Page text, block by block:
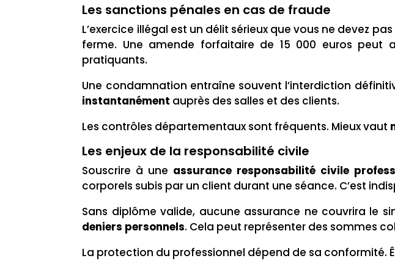
Les sanctions pénales en cas de fraude
L’exercice illégal est un délit sérieux que vous ne devez
ferme. Une amende forfaitaire de 15 000 euros peut
pratiquants.
Une condamnation entraîne souvent l’interdiction
instantanément auprès des salles et des clients.
Les contrôles départementaux sont fréquents. Mieux vaut
Les enjeux de la responsabilité civile
Souscrire à une assurance responsabilité civile
corporels subis par un client durant une séance. C’est
Sans diplôme valide, aucune assurance ne couvrira le
deniers personnels. Cela peut représenter des sommes
La protection du professionnel dépend de sa conformité.